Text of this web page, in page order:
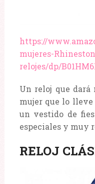
https://
mujeres-
relojes/dp/
Un reloj que dará
mujer que lo
un vestido de
especiales y muy
RELOJ